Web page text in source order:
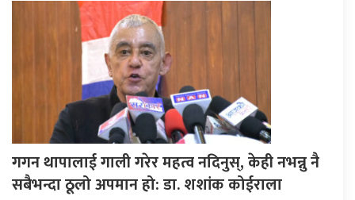
गगन थापालाई गाली गरेर महत्व नदिनुस्, केही नभन्नु नै
सबैभन्दा ठूलो अपमान हो: डा. शशांक कोईराला